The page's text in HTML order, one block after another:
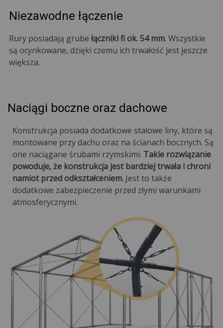
Niezawodne łączenie
Rury posiadają grube łączniki fi ok. 54 mm. Wszystkie
są ocynkowane, dzięki czemu ich trwałość jest jeszcze
większa.
Naciągi boczne oraz dachowe
Konstrukcja posiada dodatkowe stalowe liny, które są
montowane przy dachu oraz na ścianach bocznych. Są
one naciągane śrubami rzymskimi. Takie rozwiązanie
powoduje, że konstrukcja jest bardziej trwała i chroni
namiot przed odkształceniem. Jest to także
dodatkowe zabezpieczenie przed złymi warunkami
atmosferycznymi.